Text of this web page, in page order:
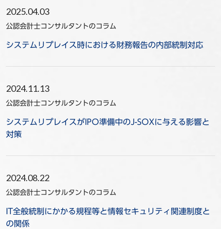
2025.04.03
公認会計士コンサルタントのコラム
システムリプレイス時における財務報告の内部統制対応
2024.11.13
公認会計士コンサルタントのコラム
システムリプレイスがIPO準備中のJ-SOXに与える影響と
対策
2024.08.22
公認会計士コンサルタントのコラム
IT全般統制にかかる規程等と情報セキュリティ関連制度と
の関係